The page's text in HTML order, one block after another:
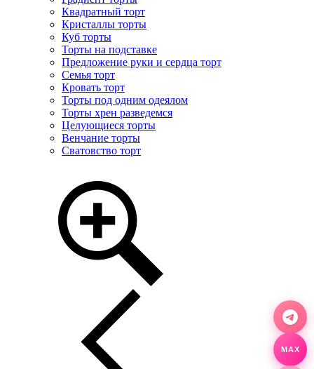
Квадратный торт
Кристаллы торты
Куб торты
Торты на подставке
Предложение руки и сердца торт
Семья торт
Кровать торт
Торты под одним одеялом
Торты хрен разведемся
Целующиеся торты
Венчание торты
Сватовство торт
MAX